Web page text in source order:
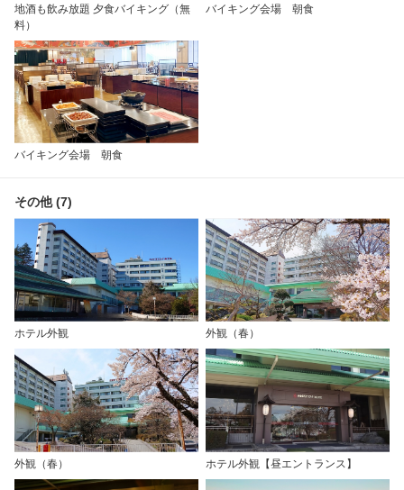
地酒も飲み放題 夕食バイキング（無
料）
バイキング会場 朝食
バイキング会場 朝食
その他 (7)
ホテル外観 外観（春）
外観（春） ホテル外観【昼エントランス】